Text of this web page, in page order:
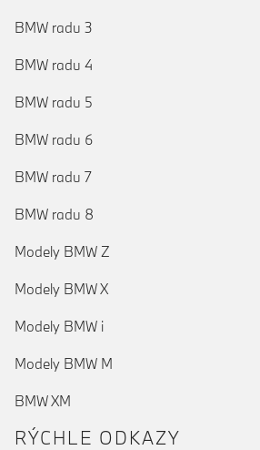
BMW radu 3
BMW radu 4
BMW radu 5
BMW radu 6
BMW radu 7
BMW radu 8
Modely BMW Z
Modely BMW X
Modely BMW i
Modely BMW M
BMW XM
RÝCHLE ODKAZY